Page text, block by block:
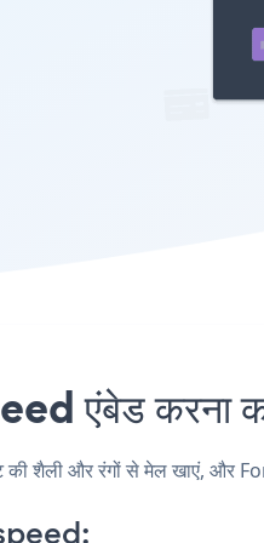
एंबेड करना
शैली और रंगों से मेल खाएं, और